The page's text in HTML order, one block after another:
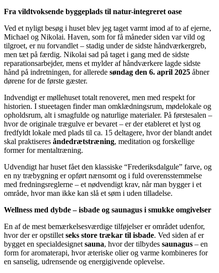
Fra vildtvoksende byggeplads til natur-integreret oase
Ved et nyligt besøg i huset blev jeg taget varmt imod af to af ejerne,
Michael og Nikolai. Haven, som for få måneder siden var vild og
tilgroet, er nu forvandlet – stadig under de sidste håndværkergreb,
men tæt på færdig. Nikolai sad på taget i gang med de sidste
reparationsarbejder, mens et mylder af håndværkere lagde sidste
hånd på indretningen, for allerede søndag den 6. april 2025 åbner
dørene for de første gæster.
Indvendigt er møllehuset totalt renoveret, men med respekt for
historien. I stueetagen finder man omklædningsrum, mødelokale og
opholdsrum, alt i smagfulde og naturlige materialer. På førstesalen –
hvor de originale trægulve er bevaret – er der etableret et lyst og
fredfyldt lokale med plads til ca. 15 deltagere, hvor der blandt andet
skal praktiseres åndedrætstræning, meditation og forskellige
former for mentaltræning.
Udvendigt har huset fået den klassiske “Frederiksdalgule” farve, og
en ny træbygning er opført nænsomt og i fuld overensstemmelse
med fredningsreglerne – et nødvendigt krav, når man bygger i et
område, hvor man ikke kan slå et søm i uden tilladelse.
Wellness med dybde – isbade og saunagus i smukke omgivelser
En af de mest bemærkelsesværdige tilføjelser er området udenfor,
hvor der er opstilletseks store trækar til isbade. Ved siden af er
bygget en specialdesignetsauna, hvor der tilbydes saunagus – en
form for aromaterapi, hvor æteriske olier og varme kombineres for
en sanselig, udrensende og energigivende oplevelse.